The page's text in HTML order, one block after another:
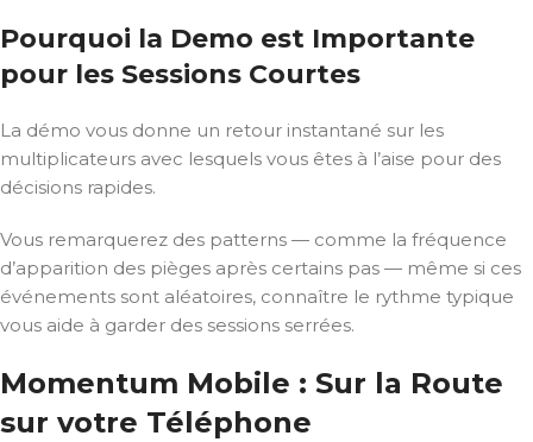
Pourquoi la Demo est Importante
pour les Sessions Courtes
La démo vous donne un retour instantané sur les
multiplicateurs avec lesquels vous êtes à l’aise pour des
décisions rapides.
Vous remarquerez des patterns — comme la fréquence
d’apparition des pièges après certains pas — même si ces
événements sont aléatoires, connaître le rythme typique
vous aide à garder des sessions serrées.
Momentum Mobile : Sur la Route
sur votre Téléphone